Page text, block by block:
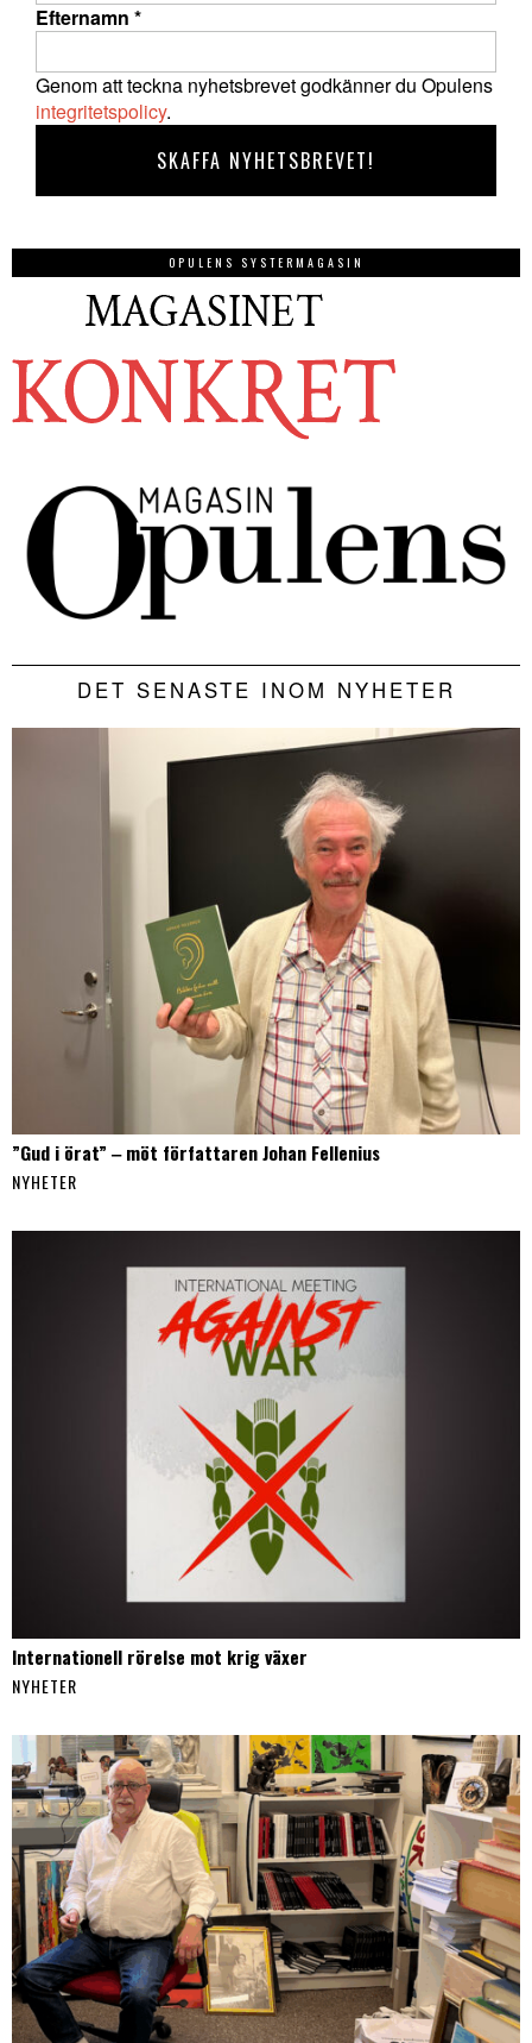
Efternamn *
Genom att teckna nyhetsbrevet godkänner du Opulens
integritetspolicy.
OPULENS SYSTERMAGASIN
DET SENASTE INOM NYHETER
”Gud i örat” ‒ möt författaren Johan Fellenius
NYHETER
Internationell rörelse mot krig växer
NYHETER